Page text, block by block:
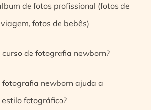
de fotos profissional (fotos de
fotos de bebês)
curso de fotografia newborn?
fotografia newborn ajuda a
fotográfico?